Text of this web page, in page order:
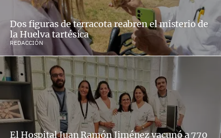
Dos figuras de terracota reabren el misterio de
la Huelva tartésica
REDACCIÓN
El Hospital Juan Ramón Jiménez vacunó a 770